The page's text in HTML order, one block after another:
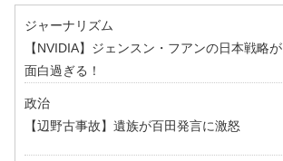
ジャーナリズム
【NVIDIA】ジェンスン・フアンの日本戦略が
面白過ぎる！
政治
【辺野古事故】遺族が百田発言に激怒